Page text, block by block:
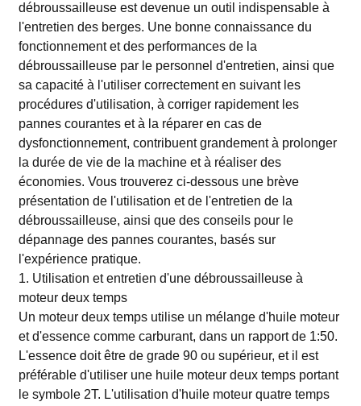
débroussailleuse est devenue un outil indispensable à
l'entretien des berges. Une bonne connaissance du
fonctionnement et des performances de la
débroussailleuse par le personnel d'entretien, ainsi que
sa capacité à l'utiliser correctement en suivant les
procédures d'utilisation, à corriger rapidement les
pannes courantes et à la réparer en cas de
dysfonctionnement, contribuent grandement à prolonger
la durée de vie de la machine et à réaliser des
économies. Vous trouverez ci-dessous une brève
présentation de l'utilisation et de l'entretien de la
débroussailleuse, ainsi que des conseils pour le
dépannage des pannes courantes, basés sur
l'expérience pratique.
1. Utilisation et entretien d'une débroussailleuse à
moteur deux temps
Un moteur deux temps utilise un mélange d'huile moteur
et d'essence comme carburant, dans un rapport de 1:50.
L'essence doit être de grade 90 ou supérieur, et il est
préférable d'utiliser une huile moteur deux temps portant
le symbole 2T. L'utilisation d'huile moteur quatre temps